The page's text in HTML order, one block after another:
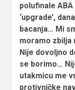
polufinale
‘upgrade’,
bacanja… Mi
moramo zbilja
Nije dovoljno
se borimo…
utakmicu me
protivničke